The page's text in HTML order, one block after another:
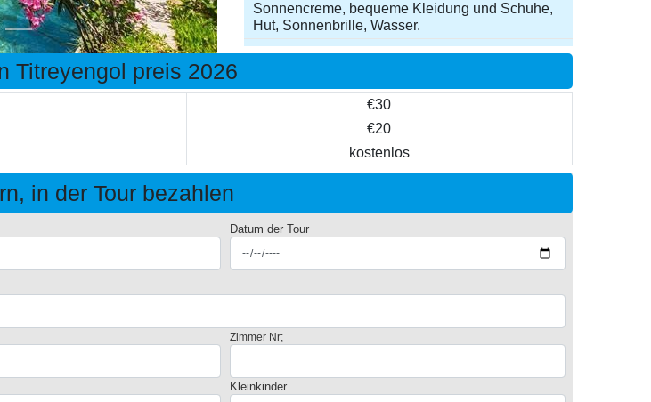
Sonnencreme, bequeme Kleidung und Schuhe,
Hut, Sonnenbrille, Wasser.
Titreyengol preis 2026
€30
€20
kostenlos
in der Tour bezahlen
Datum der Tour
Zimmer Nr;
Kleinkinder